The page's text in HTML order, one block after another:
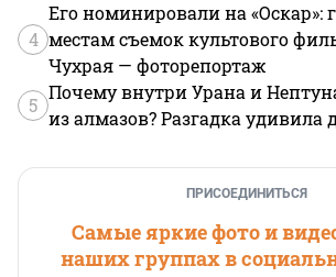
4
Его номинировали на «Оскар»:
местам съемок культового
Чухрая — фоторепортаж
5
Почему внутри Урана и
из алмазов? Разгадка удивила
ПРИСОЕДИНИТЬСЯ
Самые яркие фото и
наших группах в